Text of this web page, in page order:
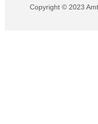
Copyright © 2023